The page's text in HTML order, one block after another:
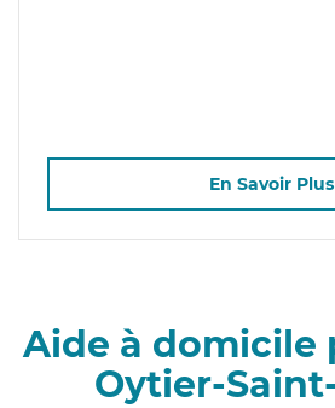
En Savoir Plus
Aide à domicile
Oytier-